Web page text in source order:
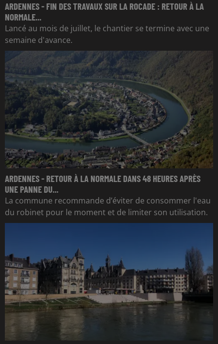
ARDENNES - FIN DES TRAVAUX SUR LA ROCADE : RETOUR À LA
NORMALE...
Lancé au mois de juillet, le chantier se termine avec une
semaine d'avance.
ARDENNES - RETOUR À LA NORMALE DANS 48 HEURES APRÈS
UNE PANNE DU...
La commune recommande d’éviter de consommer l'eau
du robinet pour le moment et de limiter son utilisation.